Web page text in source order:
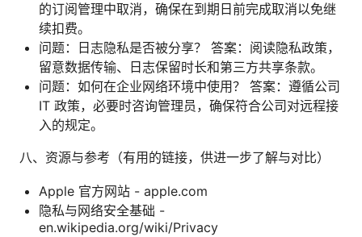
的订阅管理中取消，确保在到期日前完成取消以免继
续扣费。
问题：日志隐私是否被分享？ 答案：阅读隐私政策，
留意数据传输、日志保留时长和第三方共享条款。
问题：如何在企业网络环境中使用？ 答案：遵循公司
IT 政策，必要时咨询管理员，确保符合公司对远程接
入的规定。
八、资源与参考（有用的链接，供进一步了解与对比）
Apple 官方网站 - apple.com
隐私与网络安全基础 -
en.wikipedia.org/wiki/Privacy